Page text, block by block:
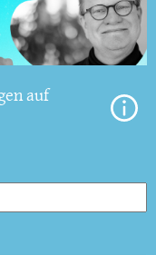
auf